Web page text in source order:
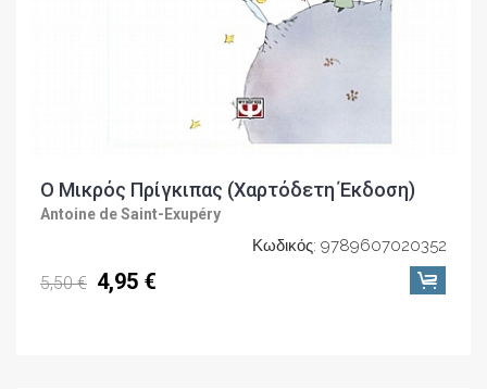
Ο Μικρός Πρίγκιπας (Χαρτόδετη Έκδοση)
Antoine de Saint-Exupéry
Κωδικός: 9789607020352
5,50 € 4,95 €